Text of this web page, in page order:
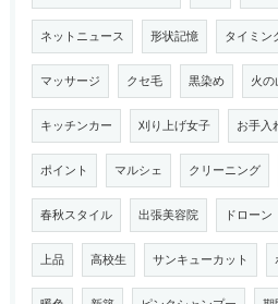
ネットニュース 形状記憶 タイミン
マッサージ クセ毛 黒染め 火の
キッチンカー 刈り上げ女子 お手入
ポイント マルシェ クリーニング
春秋スタイル 出張美容院 ドローン
上品 高校生 サンキューカット